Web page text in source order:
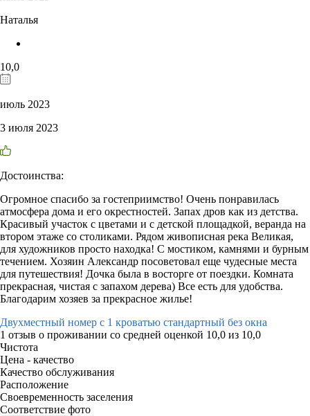
Наталья
10,0
июль 2023
3 июля 2023
Достоинства:
Огромное спасибо за гостеприимство! Очень понравилась
атмосфера дома и его окрестностей. Запах дров как из детства.
Красивый участок с цветами и с детской площадкой, веранда на
втором этаже со столиками. Рядом живописная река Великая,
для художников просто находка! С мостиком, камнями и бурным
течением. Хозяин Александр посоветовал еще чудесные места
для путешествия! Дочка была в восторге от поездки. Комната
прекрасная, чистая с запахом дерева) Все есть для удобства.
Благодарим хозяев за прекрасное жилье!
Двухместный номер с 1 кроватью стандартный без окна
1 отзыв о проживании со средней оценкой 10,0 из 10,0
Чистота
Цена - качество
Качество обслуживания
Расположение
Своевременность заселения
Соответствие фото